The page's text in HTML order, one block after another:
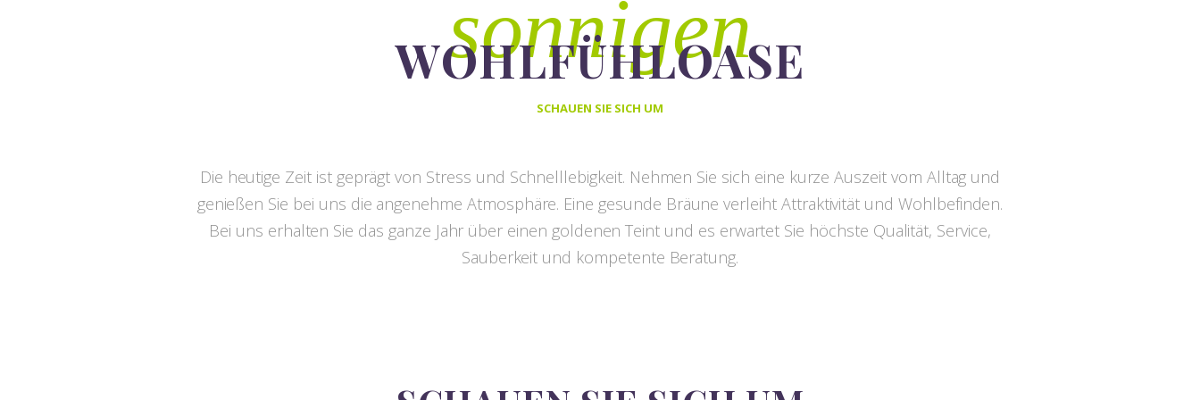
sonnigen
WOHLFÜHLOASE
SCHAUEN SIE SICH UM
Die heutige Zeit ist geprägt von Stress und Schnelllebigkeit. Nehmen Sie sich eine kurze Auszeit vom Alltag und
genießen Sie bei uns die angenehme Atmosphäre. Eine gesunde Bräune verleiht Attraktivität und Wohlbefinden.
Bei uns erhalten Sie das ganze Jahr über einen goldenen Teint und es erwartet Sie höchste Qualität, Service,
Sauberkeit und kompetente Beratung.